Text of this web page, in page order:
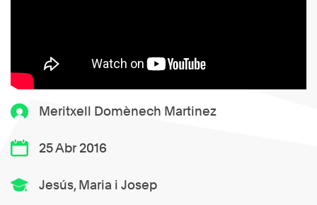
Meritxell Domènech Martinez
25 Abr 2016
Jesús, Maria i Josep